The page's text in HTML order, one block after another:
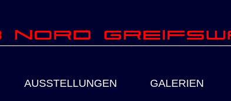
Nord
AUSSTELLUNGEN GALERIEN